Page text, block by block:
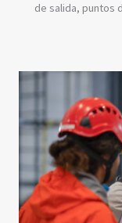
de salida, puntos